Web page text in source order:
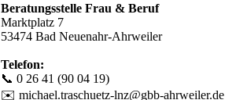
Beratungsstelle Frau & Beruf
Marktplatz 7
53474 Bad Neuenahr-Ahrweiler
Telefon:
📞 0 26 41 (90 04 19)
✉️ michael.traschuetz-lnz@gbb-ahrweiler.de